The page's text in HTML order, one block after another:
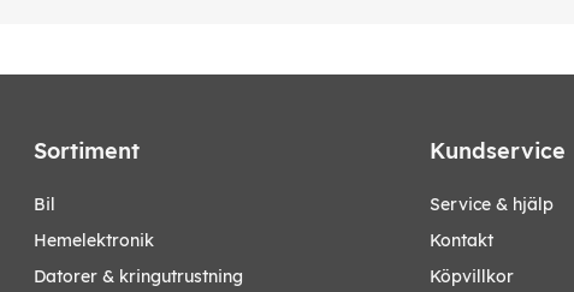
Sortiment
bil
hemelektronik
datorer & kringutrustning
Kundservice
Service & hjälp
Kontakt
Köpvillkor